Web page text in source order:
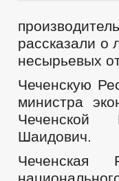
рассказали о
несырьевых
Чеченскую
министра
Чеченской
Шаидович.
Чеченская